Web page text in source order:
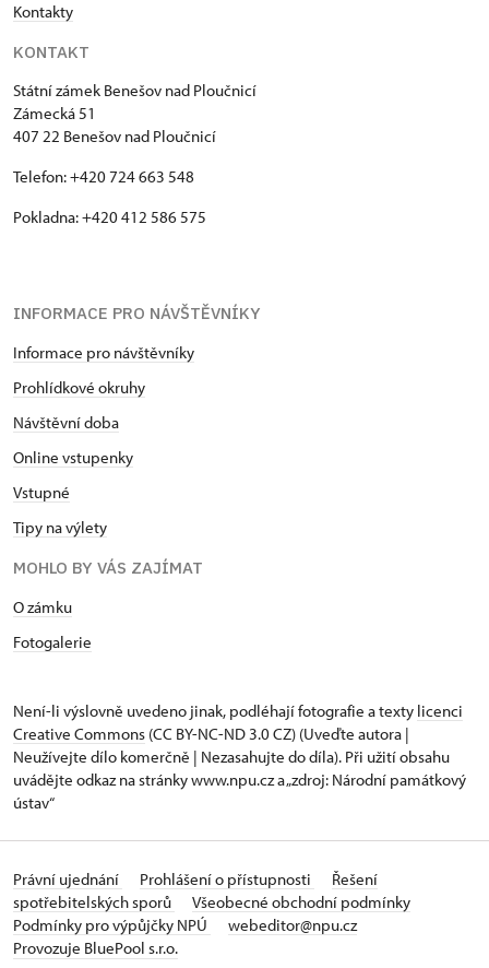
Kontakty
KONTAKT
Státní zámek Benešov nad Ploučnicí
Zámecká 51
407 22 Benešov nad Ploučnicí
Telefon: +420 724 663 548
Pokladna: +420 412 586 575
INFORMACE PRO NÁVŠTĚVNÍKY
Informace pro návštěvníky
Prohlídkové okruhy
Návštěvní doba
Online vstupenky
Vstupné
Tipy na výlety
MOHLO BY VÁS ZAJÍMAT
O zámku
Fotogalerie
Není-li výslovně uvedeno jinak, podléhají fotografie a texty licenci
Creative Commons (CC BY-NC-ND 3.0 CZ) (Uveďte autora |
Neužívejte dílo komerčně | Nezasahujte do díla). Při užití obsahu
uvádějte odkaz na stránky www.npu.cz a „zdroj: Národní památkový
ústav“
Právní ujednání Prohlášení o přístupnosti
Řešení
spotřebitelských sporů
Všeobecné obchodní podmínky
Podmínky pro výpůjčky NPÚ
webeditor@npu.cz
Provozuje BluePool s.r.o.